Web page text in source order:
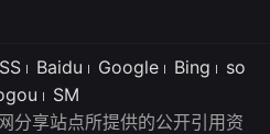
Baidu Google Bing
so
SM
分享站点所提供的公开引用资